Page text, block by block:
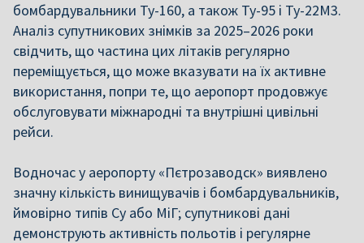
бомбардувальники Ту-160, а також Ту-95 і Ту-22М3.
Аналіз супутникових знімків за 2025–2026 роки
свідчить, що частина цих літаків регулярно
переміщується, що може вказувати на їх активне
використання, попри те, що аеропорт продовжує
обслуговувати міжнародні та внутрішні цивільні
рейси.
Водночас у аеропорту «Пєтрозаводск» виявлено
значну кількість винищувачів і бомбардувальників,
ймовірно типів Су або МіГ; супутникові дані
демонструють активність польотів і регулярне